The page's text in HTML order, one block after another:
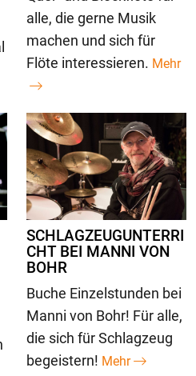
alle, die gerne Musik
machen und sich für
Flöte interessieren. Mehr
SCHLAGZEUGUNTERRI
CHT BEI MANNI VON
BOHR
Buche Einzelstunden bei
Manni von Bohr! Für alle,
die sich für Schlagzeug
begeistern! Mehr